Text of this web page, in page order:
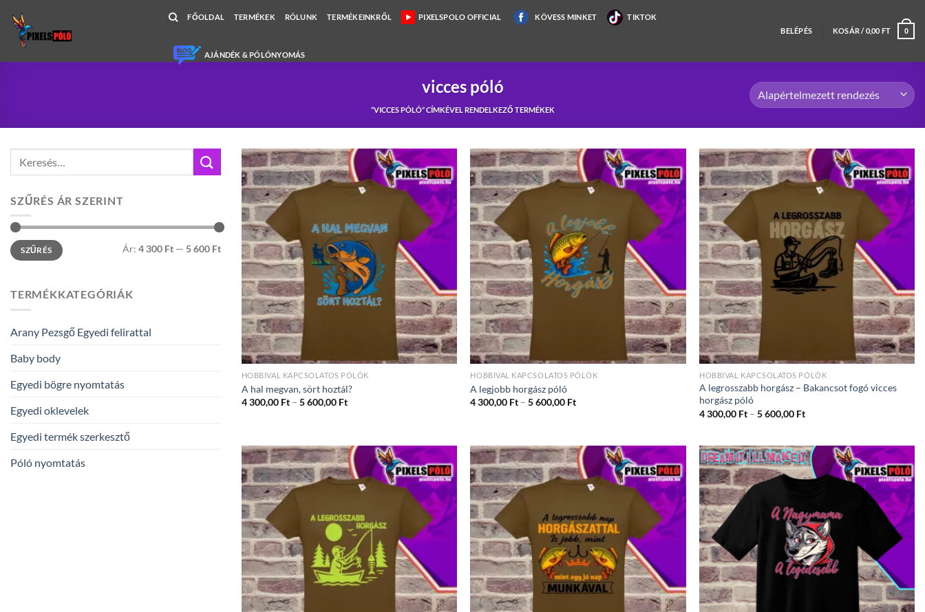
content
FŐOLDAL TERMÉKEK RÓLUNK TERMÉKEINKRŐL PIXELSPOLO OFFICIAL KÖVESS MINKET TIKTOK
AJÁNDÉK & PÓLÓNYOMÁS
BELÉPÉS KOSÁR /0,00 FT 0
vicces póló
“VICCES PÓLÓ” CÍMKÉVEL RENDELKEZŐ TERMÉKEK
SZŰRÉS ÁR SZERINT
Min
ár
Max
ár
SZŰRÉS Ár: 4 300 Ft — 5 600 Ft
TERMÉKKATEGÓRIÁK
Arany Pezsgő Egyedi felirattal
Baby body
Egyedi bögre nyomtatás
Egyedi oklevelek
Egyedi termék szerkesztő
Póló nyomtatás
HOBBIVAL KAPCSOLATOS PÓLÓK
A hal megvan, sört hoztál?
4 300,00 Ft – 5 600,00 FtÁrtartomány:
600,00 Ft
HOBBIVAL KAPCSOLATOS PÓLÓK
A legjobb horgász póló
4 300,00 Ft – 5 600,00 FtÁrtartomány:
600,00 Ft
HOBBIVAL KAPCSOLATOS PÓLÓK
A legrosszabb horgász – Bakancsot fogó vicces
horgász póló
4 300,00 Ft – 5 600,00 FtÁrtartomány:
5
600,00 Ft